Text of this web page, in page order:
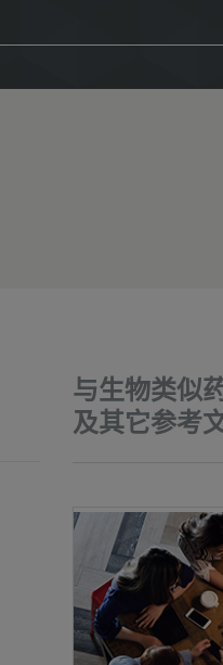
与生物类似
及其它参考